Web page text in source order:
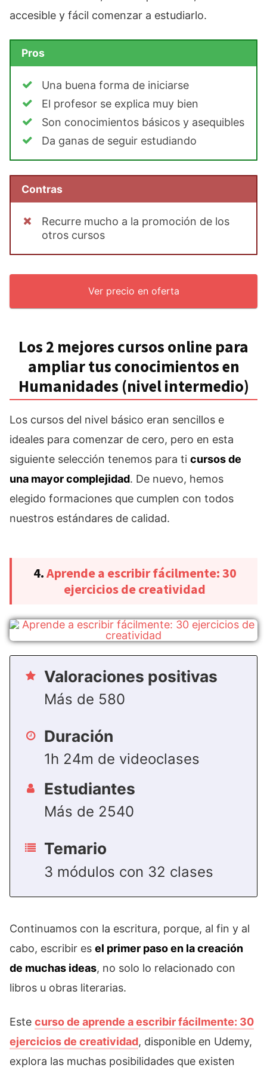
accesible y fácil comenzar a estudiarlo.
Pros
Una buena forma de iniciarse
El profesor se explica muy bien
Son conocimientos básicos y asequibles
Da ganas de seguir estudiando
Contras
Recurre mucho a la promoción de los
otros cursos
Ver precio en oferta
Los 2 mejores cursos online para
ampliar tus conocimientos en
Humanidades (nivel intermedio)
Los cursos del nivel básico eran sencillos e
ideales para comenzar de cero, pero en esta
siguiente selección tenemos para ti cursos de
una mayor complejidad. De nuevo, hemos
elegido formaciones que cumplen con todos
nuestros estándares de calidad.
4.Aprende a escribir fácilmente: 30
ejercicios de creatividad
Valoraciones positivas
Más de 580
Duración
1h 24m de videoclases
Estudiantes
Más de 2540
Temario
3 módulos con 32 clases
Continuamos con la escritura, porque, al fin y al
cabo, escribir es el primer paso en la creación
de muchas ideas, no solo lo relacionado con
libros u obras literarias.
Este curso de aprende a escribir fácilmente: 30
ejercicios de creatividad, disponible en Udemy,
explora las muchas posibilidades que existen